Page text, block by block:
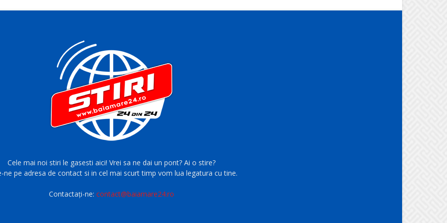
Cele mai noi stiri le gasesti aici! Vrei sa ne dai un pont? Ai o stire?
ne pe adresa de contact si in cel mai scurt timp vom lua legatura cu tine.
Contactați-ne:contact@baiamare24.ro